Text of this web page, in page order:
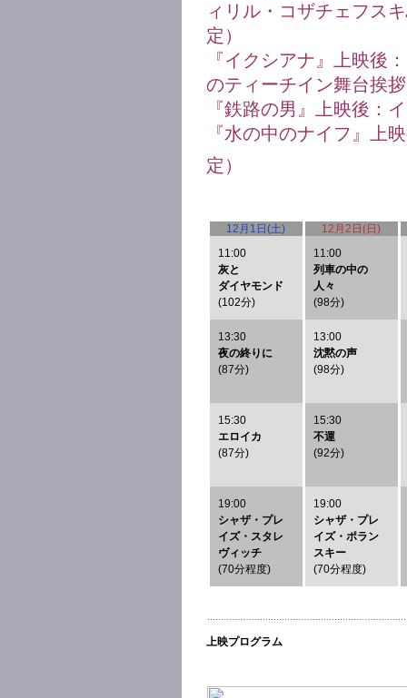
ィリル・コザチェフス
定）
『イクシアナ』上映後
のティーチイン舞台挨
『鉄路の男』上映後：
『水の中のナイフ』上
定）
12月1日(土)
11:00
灰と
ダイヤモンド
(102分)
13:30
夜の終りに
(87分)
15:30
エロイカ
(87分)
19:00
シャザ・プレ
イズ・スタレ
ヴィッチ
(70分程度)
12月2日(日)
11:00
列車の中の
人々
(98分)
13:00
沈黙の声
(98分)
15:30
不運
(92分)
19:00
シャザ・プレ
イズ・ポラン
スキー
(70分程度)
上映プログラム